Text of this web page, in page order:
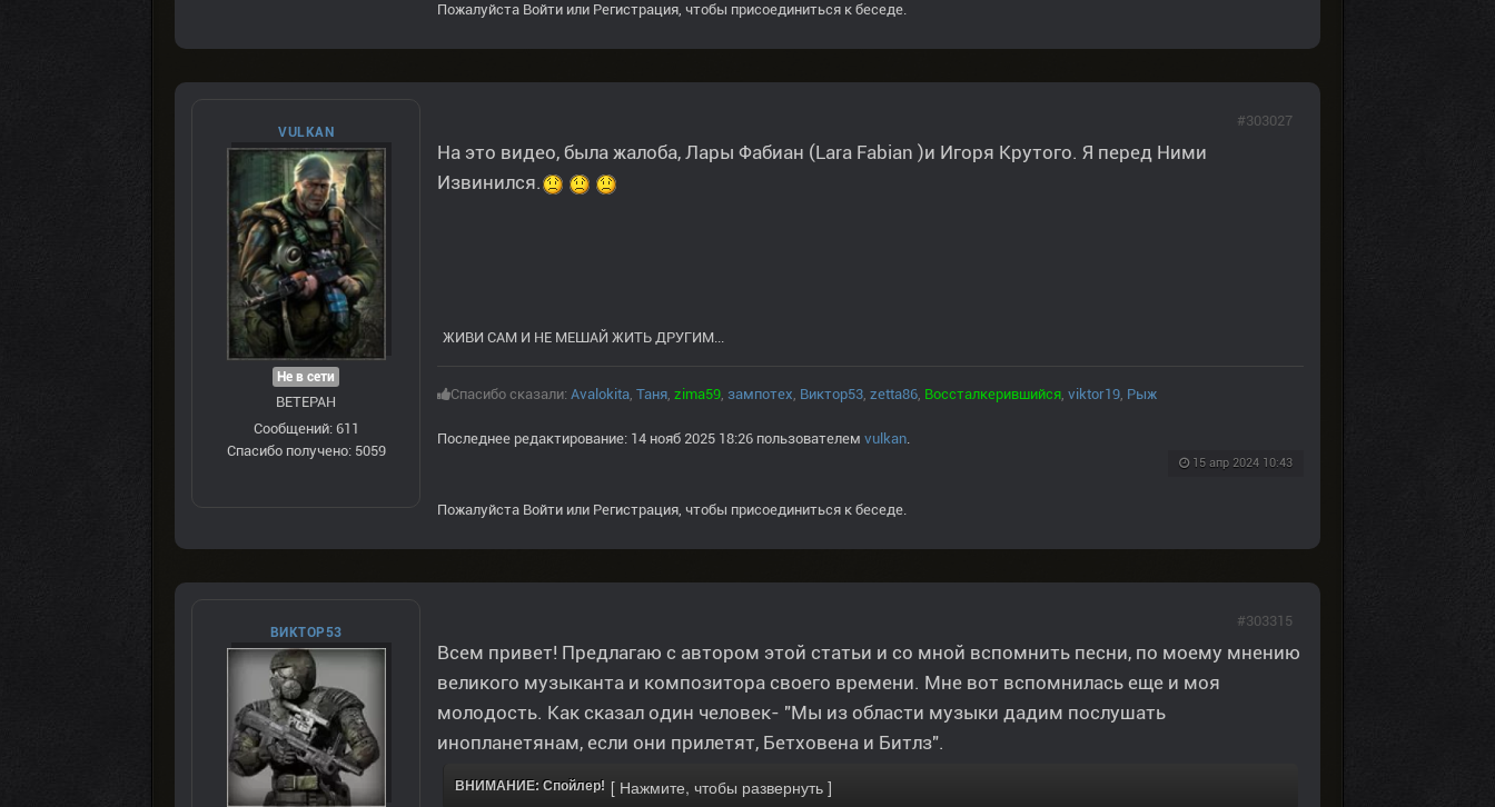
Пожалуйста Войти или Регистрация, чтобы присоединиться к беседе.
VULKAN
Не в сети
ВЕТЕРАН
Сообщений: 611
Спасибо получено: 5059
На это видео, была жалоба, Лары Фабиан (Lara Fabian )и Игоря Крутого. Я перед Ними
Извинился.
ЖИВИ САМ И НЕ МЕШАЙ ЖИТЬ ДРУГИМ...
Спасибо сказали: Avalokita, Таня, zima59, зампотех, Виктор53, zetta86, Воссталкерившийся, viktor19, Рыж
Последнее редактирование: 14 нояб 2025 18:26 пользователем vulkan.
15 апр 2024 10:43
#303027
Пожалуйста Войти или Регистрация, чтобы присоединиться к беседе.
ВИКТОР53
Всем привет! Предлагаю с автором этой статьи и со мной вспомнить песни, по моему мнению
великого музыканта и композитора своего времени. Мне вот вспомнилась еще и моя
молодость. Как сказал один человек- "Мы из области музыки дадим послушать
инопланетянам, если они прилетят, Бетховена и Битлз".
ВНИМАНИЕ: Спойлер!
#303315